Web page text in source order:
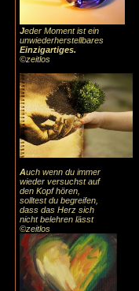
Jeder Moment ist ein
unwiederherstellbares
Einzigartiges.
©zeitlos
Auch wenn du immer
wieder versuchst auf
den Kopf hören,
solltest du begreifen,
dass das Herz sich
nicht belehren lässt
©zeitlos